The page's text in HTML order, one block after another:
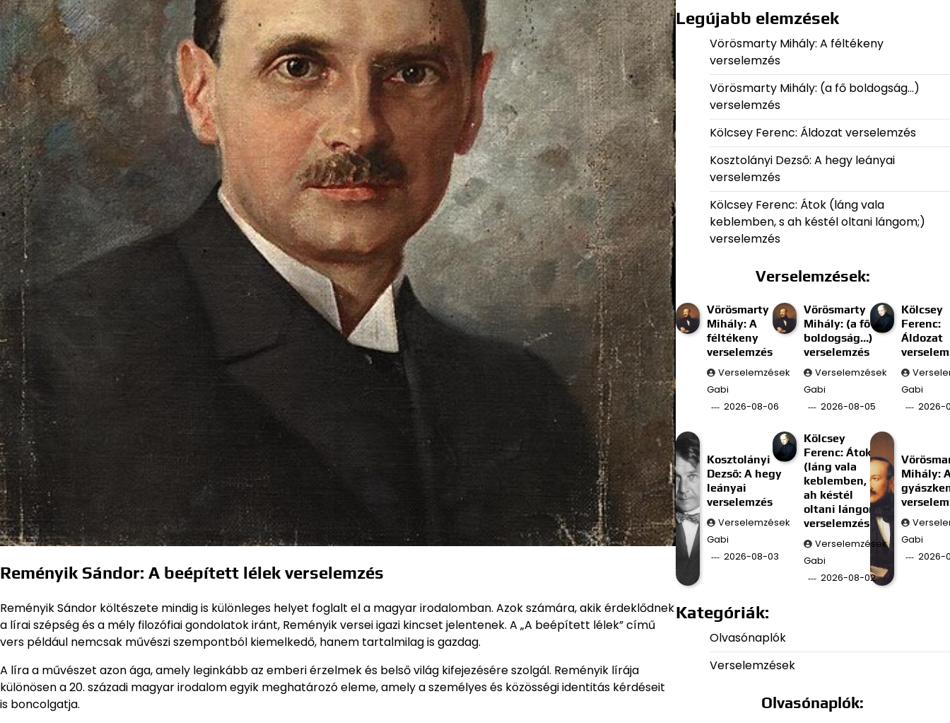
Reményik Sándor: A beépített lélek verselemzés
Reményik Sándor költészete mindig is különleges helyet foglalt el a magyar irodalomban. Azok számára, akik érdeklődnek
a lírai szépség és a mély filozófiai gondolatok iránt, Reményik versei igazi kincset jelentenek. A „A beépített lélek” című
vers például nemcsak művészi szempontból kiemelkedő, hanem tartalmilag is gazdag.
A líra a művészet azon ága, amely leginkább az emberi érzelmek és belső világ kifejezésére szolgál. Reményik lírája
különösen a 20. századi magyar irodalom egyik meghatározó eleme, amely a személyes és közösségi identitás kérdéseit
is boncolgatja.
Legújabb elemzések
Vörösmarty Mihály: A féltékeny
verselemzés
Vörösmarty Mihály: (a fő boldogság…)
verselemzés
Kölcsey Ferenc: Áldozat verselemzés
Kosztolányi Dezső: A hegy leányai
verselemzés
Kölcsey Ferenc: Átok (láng vala
keblemben, s ah késtél oltani lángom;)
verselemzés
Verselemzések:
Vörösmarty
Mihály: A
féltékeny
verselemzés
Verselemzések
Gabi
2026-08-06
Vörösmarty
Mihály: (a fő
boldogság…)
verselemzés
Verselemzések
Gabi
2026-08-05
Kölcsey
Ferenc:
Áldozat
Gabi
2026-
Kosztolányi
Dezső: A hegy
leányai
verselemzés
Verselemzések
Gabi
2026-08-03
Kölcsey
Ferenc: Átok
(láng vala
keblemben, s
ah késtél
oltani lángom;)
verselemzés
Verselemzések
Gabi
2026-08-02
Mihály:
Gabi
2026-
Kategóriák:
Olvasónaplók
Verselemzések
Olvasónaplók: